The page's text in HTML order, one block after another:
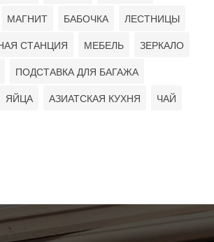
МАГНИТ БАБОЧКА
ЛЕСТНИЦЫ
СТАНЦИЯ МЕБЕЛЬ
ЗЕРКАЛО
ПОДСТАВКА ДЛЯ БАГАЖА
ЯЙЦА АЗИАТСКАЯ КУХНЯ
ЧАЙ